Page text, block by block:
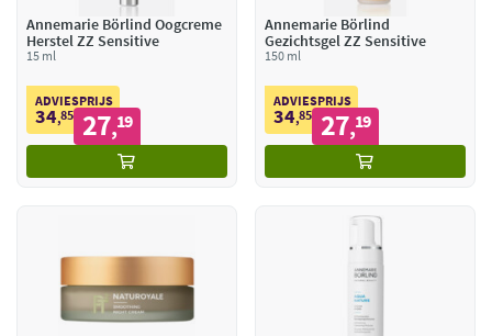
Annemarie Börlind Oogcreme
Herstel ZZ Sensitive
15 ml
ADVIESPRIJS
34,85 27,19
Annemarie Börlind
Gezichtsgel ZZ Sensitive
150 ml
ADVIESPRIJS
34,85 27,19